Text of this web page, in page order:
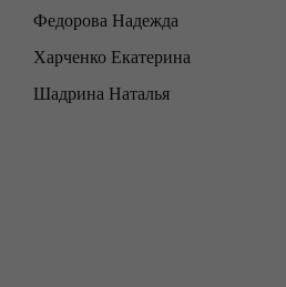
Федорова Надежда
Харченко Екатерина
Шадрина Наталья